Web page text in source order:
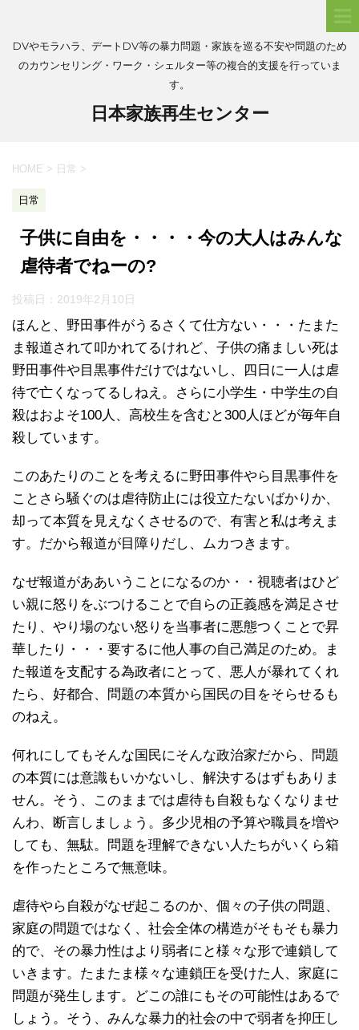
DVやモラハラ、デートDV等の暴力問題・家族を巡る不安や問題のため
のカウンセリング・ワーク・シェルター等の複合的支援を行っていま
す。
日本家族再生センター
HOME > 日常 >
日常
子供に自由を・・・・今の大人はみんな
虐待者でねーの?
投稿日： 2019年2月10日
ほんと、野田事件がうるさくて仕方ない・・・たまた
ま報道されて叩かれてるけれど、子供の痛ましい死は
野田事件や目黒事件だけではないし、四日に一人は虐
待で亡くなってるしねえ。さらに小学生・中学生の自
殺はおよそ100人、高校生を含むと300人ほどが毎年自
殺しています。
このあたりのことを考えるに野田事件やら目黒事件を
ことさら騒ぐのは虐待防止には役立たないばかりか、
却って本質を見えなくさせるので、有害と私は考えま
す。だから報道が目障りだし、ムカつきます。
なぜ報道がああいうことになるのか・・視聴者はひど
い親に怒りをぶつけることで自らの正義感を満足させ
たり、やり場のない怒りを当事者に悪態つくことで昇
華したり・・・要するに他人事の自己満足のため。ま
た報道を支配する為政者にとって、悪人が暴れてくれ
たら、好都合、問題の本質から国民の目をそらせるも
のねえ。
何れにしてもそんな国民にそんな政治家だから、問題
の本質には意識もいかないし、解決するはずもありま
せん。そう、このままでは虐待も自殺もなくなりませ
んわ、断言しましょう。多少児相の予算や職員を増や
しても、無駄。問題を理解できない人たちがいくら箱
を作ったところで無意味。
虐待やら自殺がなぜ起こるのか、個々の子供の問題、
家庭の問題ではなく、社会全体の構造がそもそも暴力
的で、その暴力性はより弱者にと様々な形で連鎖して
いきます。たまたま様々な連鎖圧を受けた人、家庭に
問題が発生します。どこの誰にもその可能性はあるで
しょう。そう、みんな暴力的社会の中で弱者を抑圧し